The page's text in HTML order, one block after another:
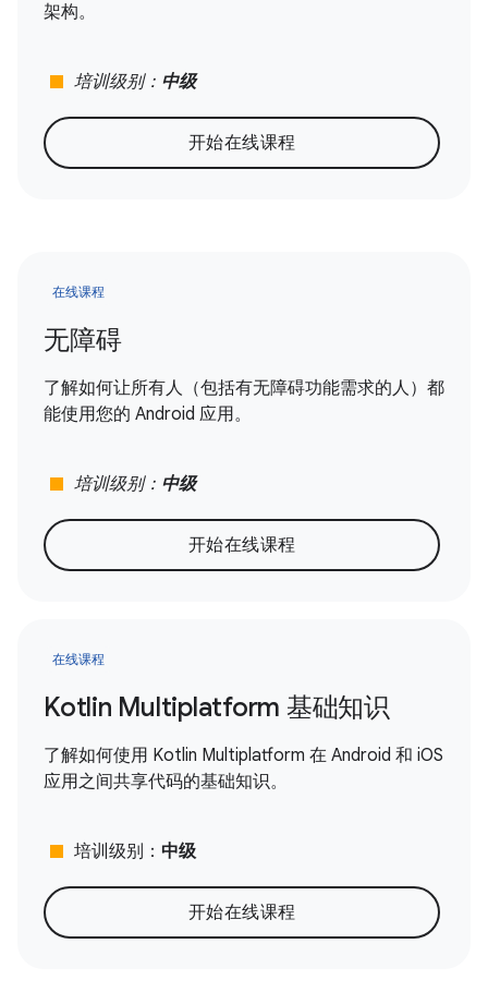
架构。
stop 培训级别： 中级
开始在线课程
在线课程
无障碍
了解如何让所有人（包括有无障碍功能需求的人）都
能使用您的 Android 应用。
stop 培训级别： 中级
开始在线课程
在线课程
Kotlin Multiplatform 基础知识
了解如何使用 Kotlin Multiplatform 在 Android 和 iOS
应用之间共享代码的基础知识。
stop 培训级别： 中级
开始在线课程